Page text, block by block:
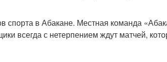
спорта в Абакане. Местная команда
всегда с нетерпением ждут матчей,